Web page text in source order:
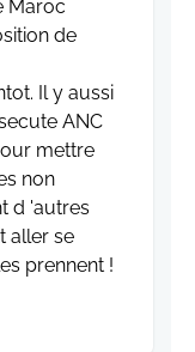
Maroc
de
Il y aussi
ANC
mettre
non
d 'autres
aller se
prennent !